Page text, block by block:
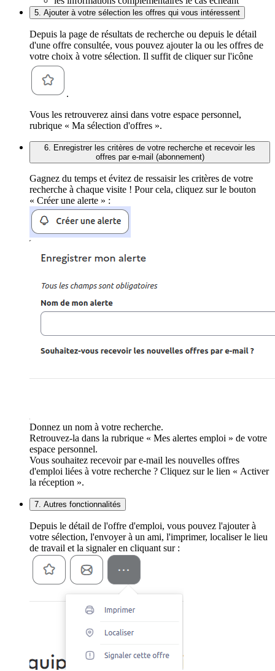
5. Ajouter à votre sélection les offres qui vous intéressent
Depuis la page de résultats de recherche ou depuis le détail
d'une offre consultée, vous pouvez ajouter la ou les offres de
votre choix à votre sélection. Il suffit de cliquer sur l'icône
.
Vous les retrouverez ainsi dans votre espace personnel,
rubrique « Ma sélection d'offres ».
6. Enregistrer les critères de votre recherche et recevoir les
offres par e-mail (abonnement)
Gagnez du temps et évitez de ressaisir les critères de votre
recherche à chaque visite ! Pour cela, cliquez sur le bouton
« Créer une alerte » :
Donnez un nom à votre recherche.
Retrouvez-la dans la rubrique « Mes alertes emploi » de votre
espace personnel.
Vous souhaitez recevoir par e-mail les nouvelles offres
d'emploi liées à votre recherche ? Cliquez sur le lien « Activer
la réception ».
7. Autres fonctionnalités
Depuis le détail de l'offre d'emploi, vous pouvez l'ajouter à
votre sélection, l'envoyer à un ami, l'imprimer, localiser le lieu
de travail et la signaler en cliquant sur :